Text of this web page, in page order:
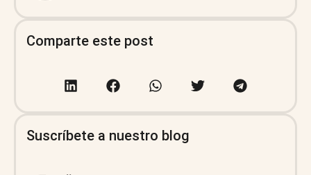
Comparte este post
Suscríbete a nuestro blog